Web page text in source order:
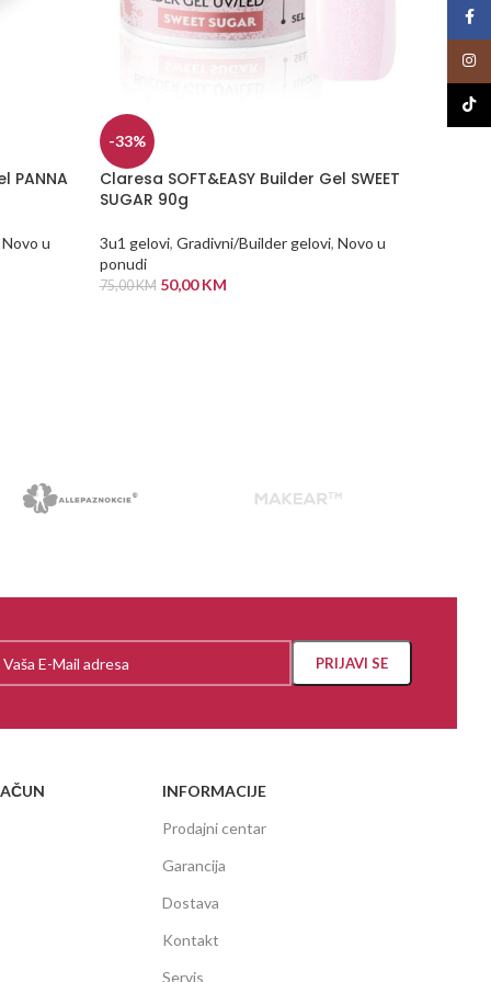
PANNA
Novo u
-33%
Claresa SOFT&EASY Builder Gel SWEET
SUGAR 90g
3u1 gelovi, Gradivni/Builder gelovi, Novo u
ponudi
75,00KM 50,00KM
INFORMACIJE
Prodajni centar
Garancija
Dostava
Kontakt
Servis